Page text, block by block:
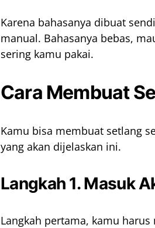
Karena bahasanya dibuat
manual. Bahasanya bebas,
sering kamu pakai.
Cara Membuat
Kamu bisa membuat setlang
yang akan dijelaskan ini.
Langkah 1. Masuk
Langkah pertama, kamu